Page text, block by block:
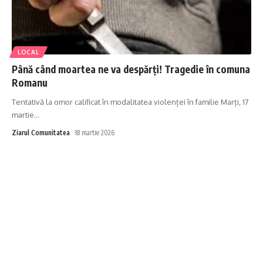
LOCAL
Până când moartea ne va despărți! Tragedie în comuna
Romanu
Tentativă la omor calificat în modalitatea violenței în familie Marți, 17
martie…
Ziarul Comunitatea 18 martie 2026